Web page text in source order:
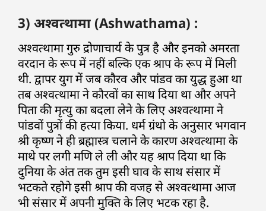
3) अश्वत्थामा (Ashwathama) :
अश्वत्थामा गुरु द्रोणाचार्य के पुत्र है और इनको अमरता
वरदान के रूप में नहीं बल्कि एक श्राप के रूप में मिली
थी. द्वापर युग में जब कौरव और पांडव का युद्ध हुआ था
तब अश्वत्थामा ने कौरवों का साथ दिया था और अपने
पिता की मृत्यु का बदला लेने के लिए अश्वत्थामा ने
पांडवों पुत्रों की हत्या किया. धर्म ग्रंथो के अनुसार भगवान
श्री कृष्ण ने ही ब्रह्मास्त्र चलाने के कारण अश्वत्थामा के
माथे पर लगी मणि ले ली और यह श्राप दिया था कि
दुनिया के अंत तक तुम इसी घाव के साथ संसार में
भटकते रहोगे इसी श्राप की वजह से अश्वत्थामा आज
भी संसार में अपनी मुक्ति के लिए भटक रहा है.